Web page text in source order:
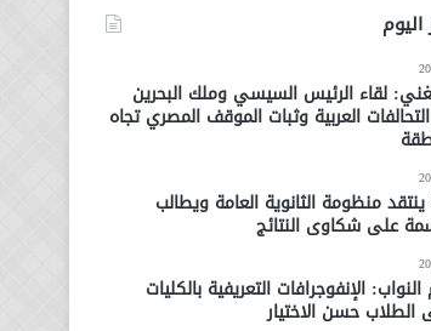
لقاء الرئيس السيسي وملك البحرين
العربية وثبات الموقف المصري تجاه
منظومة الثانوية العامة ويطالب
على شكاوى النتائج
الإنفوجرافات التعريفية بالكليات
حسن الاختيار